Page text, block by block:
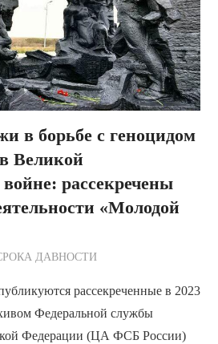
в борьбе с геноцидом
Великой
рассекречены
«Молодой
по Редакции
ДАВНОСТИ
рассекреченные в 2023
Федеральной службы
Федерации (ЦА ФСБ России)